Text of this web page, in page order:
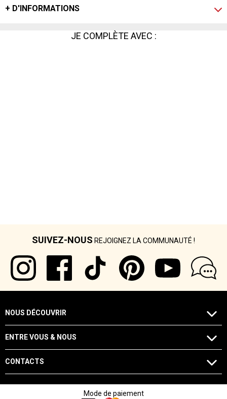
+ D'INFORMATIONS
JE COMPLÈTE AVEC :
SUIVEZ-NOUS REJOIGNEZ LA COMMUNAUTÉ !
NOUS DÉCOUVRIR
ENTRE VOUS & NOUS
CONTACTS
Mode de paiement